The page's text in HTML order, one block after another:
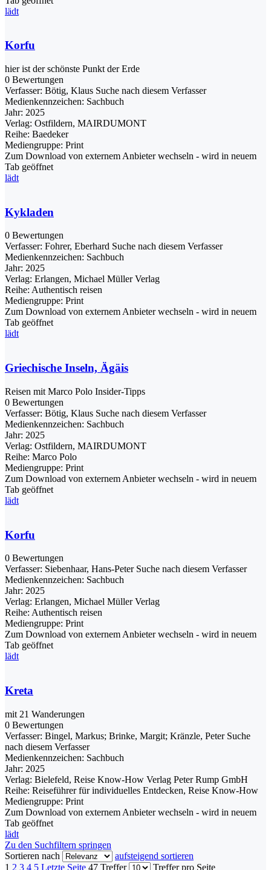
lädt
Korfu
hier ist der schönste Punkt der Erde
0 Bewertungen
Verfasser: Bötig, Klaus Suche nach diesem Verfasser
Medienkennzeichen: Sachbuch
Jahr: 2025
Verlag: Ostfildern, MAIRDUMONT
Reihe: Baedeker
Mediengruppe: Print
Zum Download von externem Anbieter wechseln - wird in neuem
Tab geöffnet
lädt
Kykladen
0 Bewertungen
Verfasser: Fohrer, Eberhard Suche nach diesem Verfasser
Medienkennzeichen: Sachbuch
Jahr: 2025
Verlag: Erlangen, Michael Müller Verlag
Reihe: Authentisch reisen
Mediengruppe: Print
Zum Download von externem Anbieter wechseln - wird in neuem
Tab geöffnet
lädt
Griechische Inseln, Ägäis
Reisen mit Marco Polo Insider-Tipps
0 Bewertungen
Verfasser: Bötig, Klaus Suche nach diesem Verfasser
Medienkennzeichen: Sachbuch
Jahr: 2025
Verlag: Ostfildern, MAIRDUMONT
Reihe: Marco Polo
Mediengruppe: Print
Zum Download von externem Anbieter wechseln - wird in neuem
Tab geöffnet
lädt
Korfu
0 Bewertungen
Verfasser: Siebenhaar, Hans-Peter Suche nach diesem Verfasser
Medienkennzeichen: Sachbuch
Jahr: 2025
Verlag: Erlangen, Michael Müller Verlag
Reihe: Authentisch reisen
Mediengruppe: Print
Zum Download von externem Anbieter wechseln - wird in neuem
Tab geöffnet
lädt
Kreta
mit 21 Wanderungen
0 Bewertungen
Verfasser: Bingel, Markus; Brinke, Margit; Kränzle, Peter Suche
nach diesem Verfasser
Medienkennzeichen: Sachbuch
Jahr: 2025
Verlag: Bielefeld, Reise Know-How Verlag Peter Rump GmbH
Reihe: Reiseführer für individuelles Entdecken, Reise Know-How
Mediengruppe: Print
Zum Download von externem Anbieter wechseln - wird in neuem
Tab geöffnet
lädt
Zu den Suchfiltern springen
Sortieren nach
aufsteigend sortieren
1 2 3 4 5 Letzte Seite 47 Treffer Treffer pro Seite